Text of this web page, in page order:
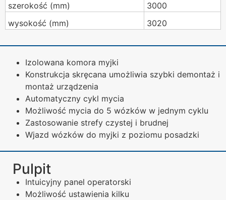
szerokość (mm)
3000
wysokość (mm)
3020
Izolowana komora myjki
Konstrukcja skręcana umożliwia szybki demontaż i
montaż urządzenia
Automatyczny cykl mycia
Możliwość mycia do 5 wózków w jednym cyklu
Zastosowanie strefy czystej i brudnej
Wjazd wózków do myjki z poziomu posadzki
Pulpit
Intuicyjny panel operatorski
Możliwość ustawienia kilku